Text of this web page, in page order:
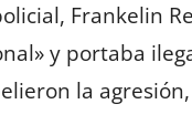
Frankelin
y portaba
la